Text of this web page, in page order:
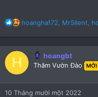
R
c
o
n
s
hoangha172, MrSilent,
H hoangbt
Thăm Vườn Đào MỚI
10 Tháng mười một 2022